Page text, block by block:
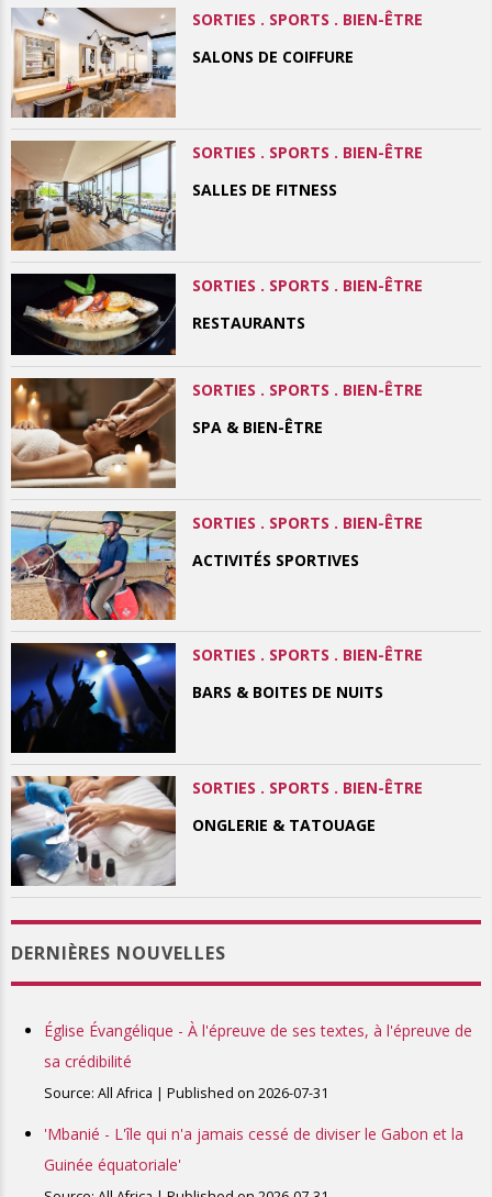
SORTIES . SPORTS . BIEN-ÊTRE
SALONS DE COIFFURE
SORTIES . SPORTS . BIEN-ÊTRE
SALLES DE FITNESS
SORTIES . SPORTS . BIEN-ÊTRE
RESTAURANTS
SORTIES . SPORTS . BIEN-ÊTRE
SPA & BIEN-ÊTRE
SORTIES . SPORTS . BIEN-ÊTRE
ACTIVITÉS SPORTIVES
SORTIES . SPORTS . BIEN-ÊTRE
BARS & BOITES DE NUITS
SORTIES . SPORTS . BIEN-ÊTRE
ONGLERIE & TATOUAGE
DERNIÈRES NOUVELLES
Église Évangélique - À l'épreuve de ses textes, à l'épreuve de
sa crédibilité
Source: All Africa Published on 2026-07-31
'Mbanié - L'île qui n'a jamais cessé de diviser le Gabon et la
Guinée équatoriale'